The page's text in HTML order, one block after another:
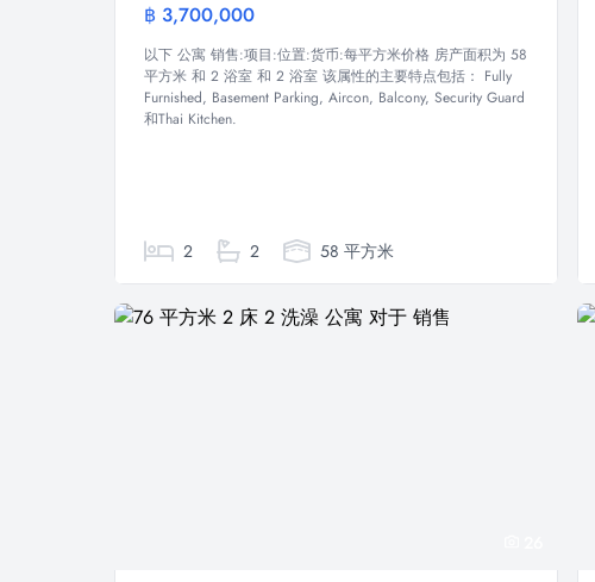
฿ 3,700,000
以下 公寓 销售:项目:位置:货币:每平方米价格 房产面积为 58
平方米 和 2 浴室 和 2 浴室 该属性的主要特点包括： Fully
Furnished, Basement Parking, Aircon, Balcony, Security Guard
和Thai Kitchen.
2 2 58 平方米